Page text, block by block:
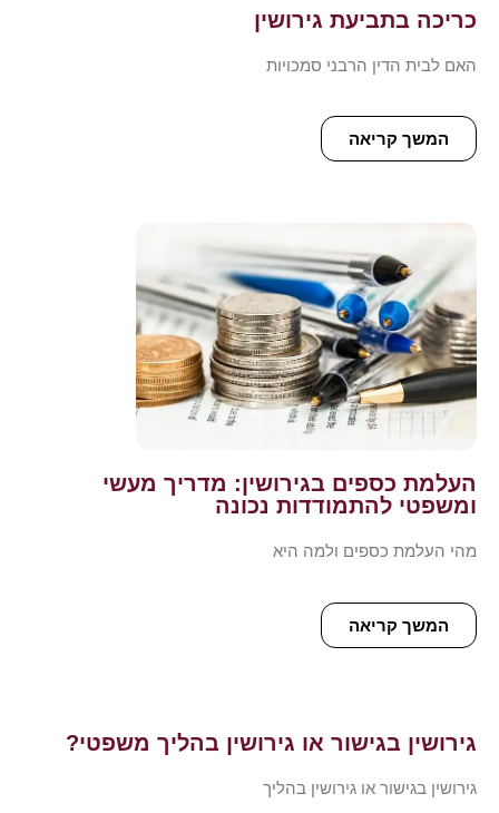
כריכה בתביעת גירושין
האם לבית הדין הרבני סמכויות
המשך קריאה
העלמת כספים בגירושין: מדריך מעשי
ומשפטי להתמודדות נכונה
מהי העלמת כספים ולמה היא
המשך קריאה
גירושין בגישור או גירושין בהליך משפטי?
גירושין בגישור או גירושין בהליך